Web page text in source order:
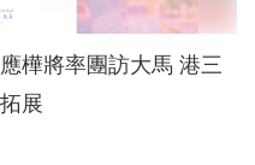
海拓展